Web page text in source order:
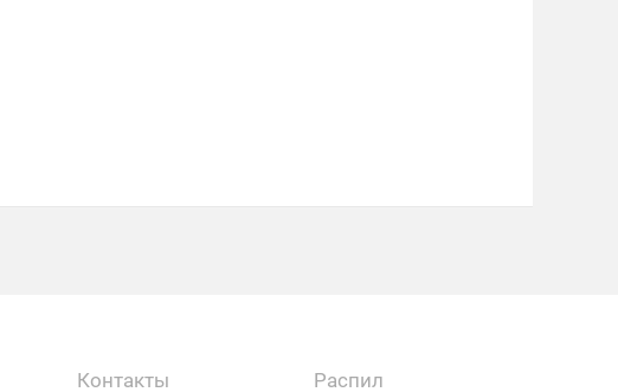
Контакты Распил